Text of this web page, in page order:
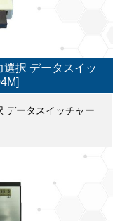
択 データスイッ
データスイッチャー